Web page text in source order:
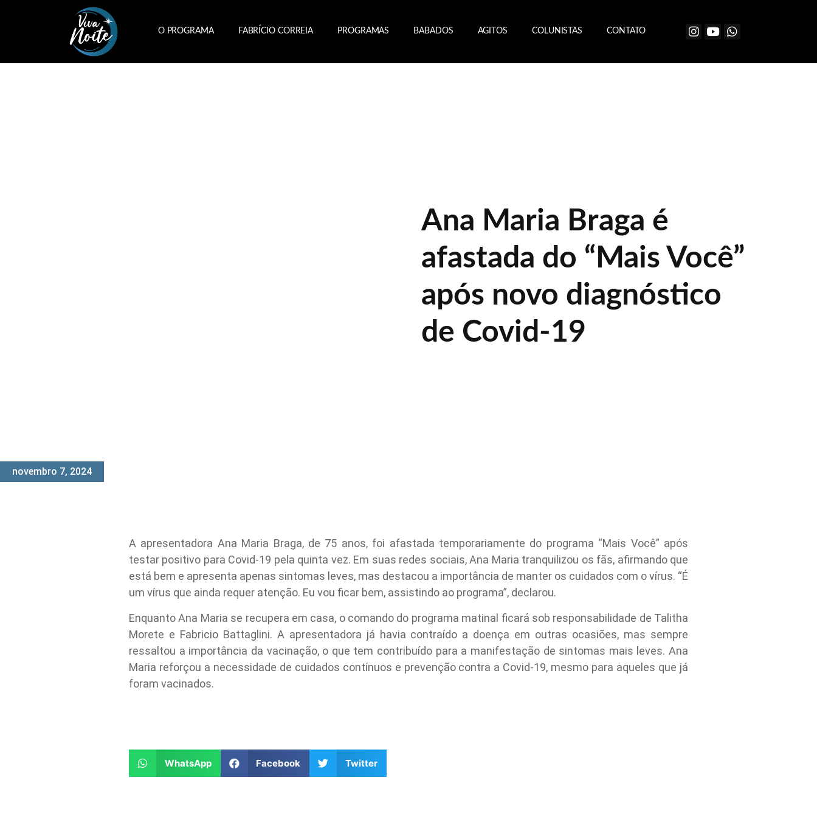
O PROGRAMA FABRÍCIO CORREIA PROGRAMAS BABADOS AGITOS COLUNISTAS CONTATO
novembro 7, 2024
Ana Maria Braga é
afastada do “Mais Você”
após novo diagnóstico
de Covid-19
A apresentadora Ana Maria Braga, de 75 anos, foi afastada temporariamente do programa “Mais Você” após
testar positivo para Covid-19 pela quinta vez. Em suas redes sociais, Ana Maria tranquilizou os fãs, afirmando que
está bem e apresenta apenas sintomas leves, mas destacou a importância de manter os cuidados com o vírus. “É
um vírus que ainda requer atenção. Eu vou ficar bem, assistindo ao programa”, declarou.
Enquanto Ana Maria se recupera em casa, o comando do programa matinal ficará sob responsabilidade de Talitha
Morete e Fabricio Battaglini. A apresentadora já havia contraído a doença em outras ocasiões, mas sempre
ressaltou a importância da vacinação, o que tem contribuído para a manifestação de sintomas mais leves. Ana
Maria reforçou a necessidade de cuidados contínuos e prevenção contra a Covid-19, mesmo para aqueles que já
foram vacinados.
WhatsApp Facebook Twitter